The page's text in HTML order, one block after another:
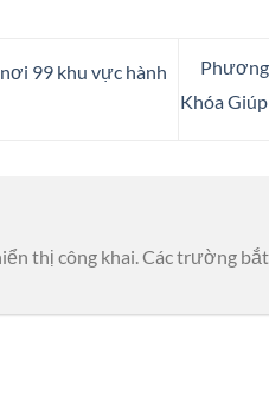
99 khu vực hành
Khóa
thị công khai. Các trường